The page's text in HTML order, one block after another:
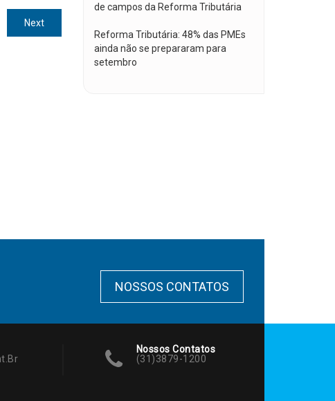
NextNext
post:
de campos da Reforma Tributária
Reforma Tributária: 48% das PMEs
ainda não se prepararam para
setembro
NOSSOS CONTATOS
Nossos Contatos
(31)3879-1200